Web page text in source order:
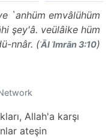
`anhüm emvâlühüm
şey'â. veülâike hüm
nnâr. (ʾĀl ʿImrān 3:10)
Allah'a karşı
ateşin